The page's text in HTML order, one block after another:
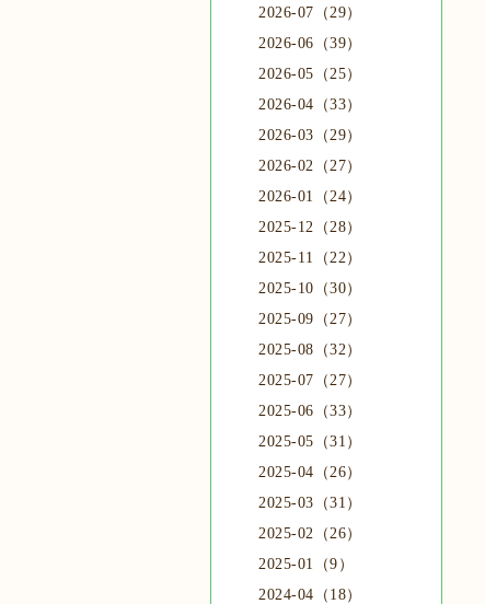
2026-07（29）
2026-06（39）
2026-05（25）
2026-04（33）
2026-03（29）
2026-02（27）
2026-01（24）
2025-12（28）
2025-11（22）
2025-10（30）
2025-09（27）
2025-08（32）
2025-07（27）
2025-06（33）
2025-05（31）
2025-04（26）
2025-03（31）
2025-02（26）
2025-01（9）
2024-04（18）